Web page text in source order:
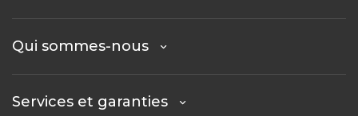
Qui sommes-nous
Services et garanties